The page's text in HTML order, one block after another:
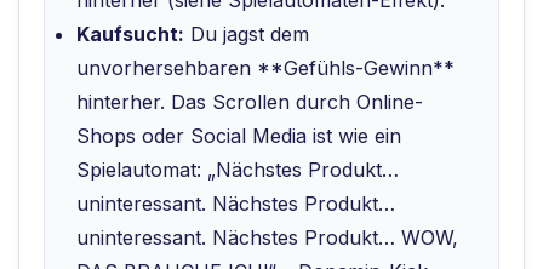
Kaufsucht: Du jagst dem
unvorhersehbaren **Gefühls-Gewinn**
hinterher. Das Scrollen durch Online-
Shops oder Social Media ist wie ein
Spielautomat: „Nächstes Produkt…
uninteressant. Nächstes Produkt…
uninteressant. Nächstes Produkt… WOW,